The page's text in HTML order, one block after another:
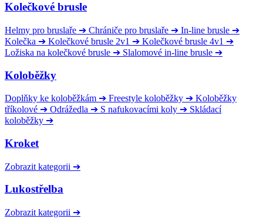
Kolečkové brusle
Helmy pro bruslaře ➔ Chrániče pro bruslaře ➔ In-line brusle ➔
Kolečka ➔ Kolečkové brusle 2v1 ➔ Kolečkové brusle 4v1 ➔
Ložiska na kolečkové brusle ➔ Slalomové in-line brusle ➔
Koloběžky
Doplňky ke koloběžkám ➔ Freestyle koloběžky ➔ Koloběžky
tříkolové ➔ Odrážedla ➔ S nafukovacími koly ➔ Skládací
koloběžky ➔
Kroket
Zobrazit kategorii ➔
Lukostřelba
Zobrazit kategorii ➔